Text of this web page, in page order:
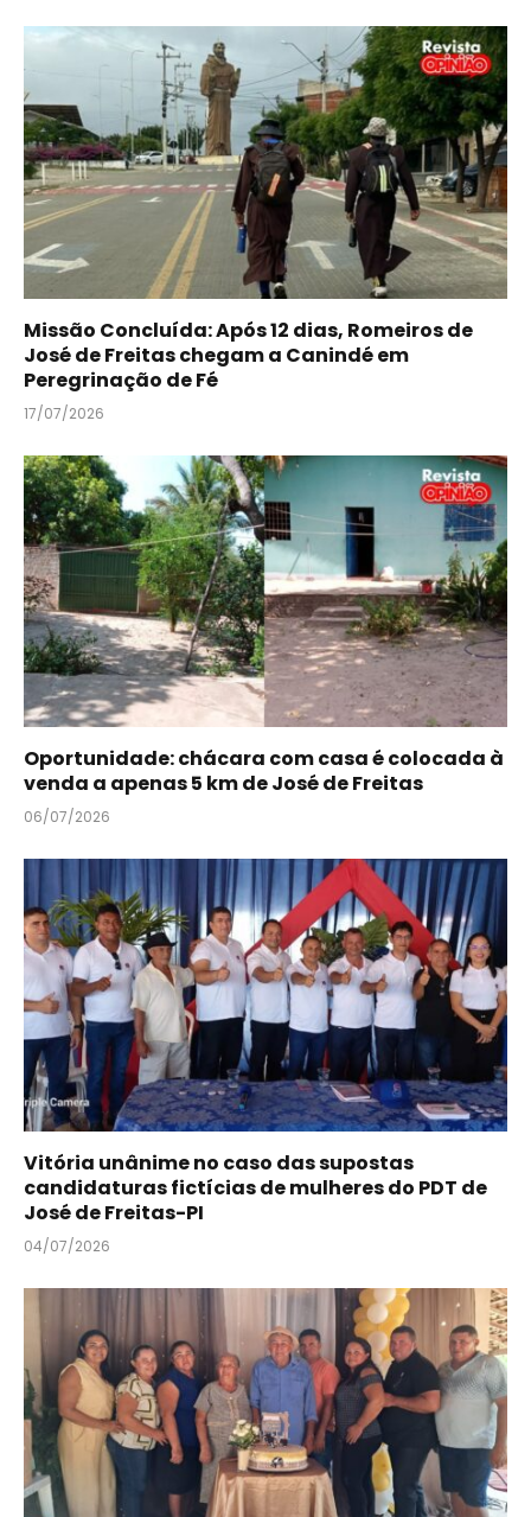
Missão Concluída: Após 12 dias, Romeiros de
José de Freitas chegam a Canindé em
Peregrinação de Fé
17/07/2026
Oportunidade: chácara com casa é colocada à
venda a apenas 5 km de José de Freitas
06/07/2026
Vitória unânime no caso das supostas
candidaturas fictícias de mulheres do PDT de
José de Freitas-PI
04/07/2026